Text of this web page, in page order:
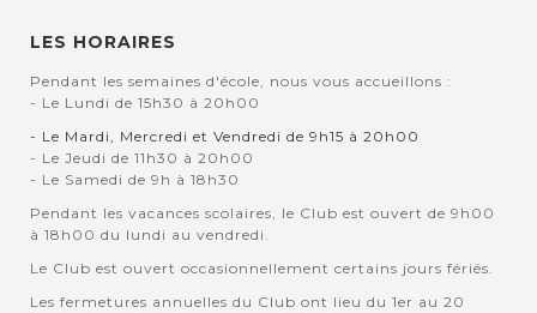
LES HORAIRES
Pendant les semaines d'école, nous vous accueillons :
- Le Lundi de 15h30 à 20h00
- Le Mardi, Mercredi et Vendredi de 9h15 à 20h00
- Le Jeudi de 11h30 à 20h00
- Le Samedi de 9h à 18h30
Pendant les vacances scolaires, le Club est ouvert de 9h00
à 18h00 du lundi au vendredi.
Le Club est ouvert occasionnellement certains jours fériés.
Les fermetures annuelles du Club ont lieu du 1er au 20